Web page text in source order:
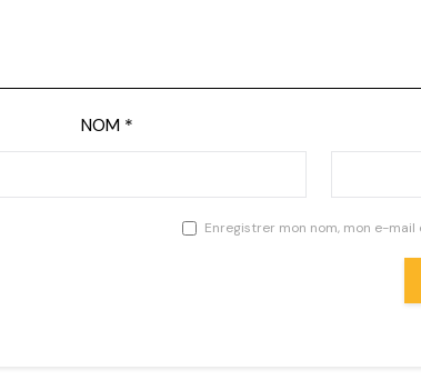
NOM *
Enregistrer mon nom, mon e-